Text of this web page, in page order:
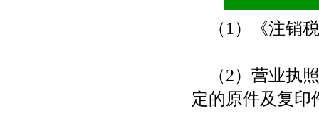
（1）《注销
（2）营业执
定的原件及复印